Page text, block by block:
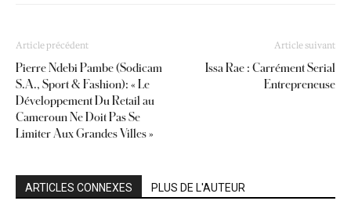
Article précédent
Pierre Ndebi Pambe (Sodicam
S.A., Sport & Fashion): « Le
Développement Du Retail au
Cameroun Ne Doit Pas Se
Limiter Aux Grandes Villes »
Article suivant
Issa Rae : Carrément Serial
Entrepreneuse
ARTICLES CONNEXES PLUS DE L'AUTEUR